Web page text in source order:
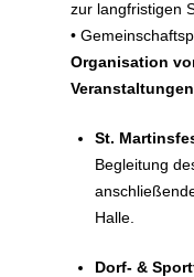
zur langfristigen
•
Organisation
Veranstaltungen
St.
Begleitung
Halle.
Dorf- &